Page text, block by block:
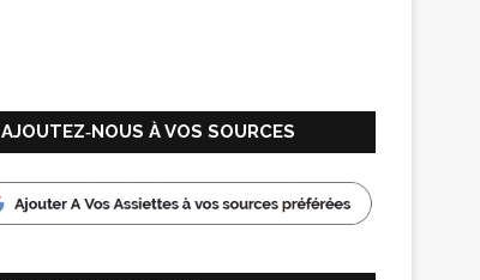
AJOUTEZ‑NOUS À VOS SOURCES